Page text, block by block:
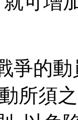
爭的
所須